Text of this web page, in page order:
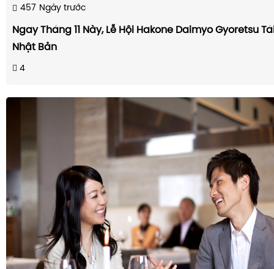
457 Ngày trước
Ngay Tháng 11 Này, Lễ Hội Hakone Daimyo Gyoretsu
Nhật Bản
4